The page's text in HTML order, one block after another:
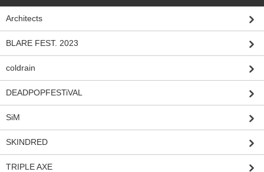
Architects
BLARE FEST. 2023
coldrain
DEADPOPFESTiVAL
SiM
SKINDRED
TRIPLE AXE